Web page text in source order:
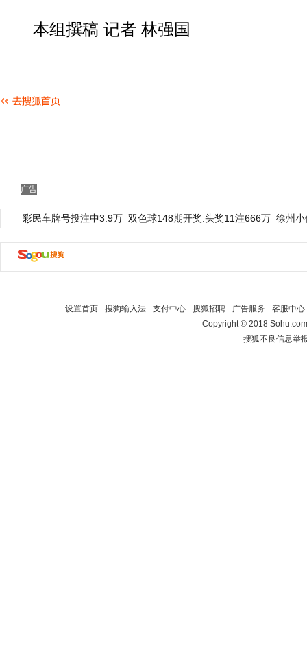
本组撰稿 记者 林强国
广告
彩民车牌号投注中3.9万 双色球148期开奖:头奖11注666万 徐州
设置首页 - 搜狗输入法 - 支付中心 - 搜狐招聘 - 广告服务 - 客服中心
Copyright©2018
搜狐不良信息举